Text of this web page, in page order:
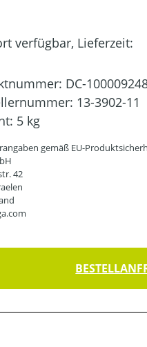
verfügbar, Lieferzeit:
DC-
13-3902-11
5 kg
gemäß EU-
42